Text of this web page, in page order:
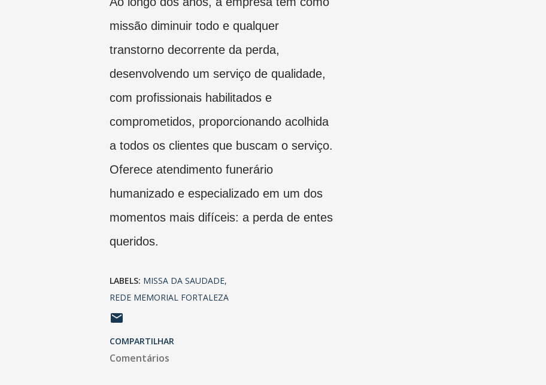
missão diminuir todo e qualquer
transtorno decorrente da perda,
desenvolvendo um serviço de qualidade,
com profissionais habilitados e
comprometidos, proporcionando acolhida
a todos os clientes que buscam o serviço.
Oferece atendimento funerário
humanizado e especializado em um dos
momentos mais difíceis: a perda de entes
queridos.
LABELS: MISSA DA SAUDADE
REDE MEMORIAL FORTALEZA
COMPARTILHAR
Comentários